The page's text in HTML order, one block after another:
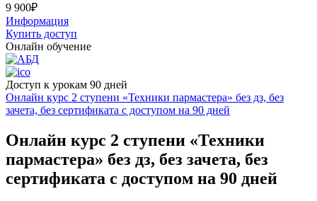
9 900₽
Информация
Купить доступ
Онлайн обучение
Доступ к урокам 90 дней
Онлайн курс 2 ступени «Техники пармастера» без дз, без
зачета, без сертификата с доступом на 90 дней
Онлайн курс 2 ступени «Техники
пармастера» без дз, без зачета, без
сертификата с доступом на 90 дней